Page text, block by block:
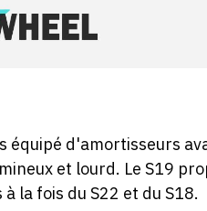
équipé d'amortisseurs
et lourd. Le S19
la fois du S22 et du S18.